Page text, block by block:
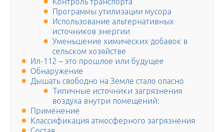
Программы утилизации мусора
Использование альтернативных
источников энергии
Уменьшение химических добавок в
сельском хозяйстве
Ил-112 – это прошлое или будущее
Обнаружение
Дышать свободно на Земле стало опасно
Типичные источники загрязнения
воздуха внутри помещений:
Применение
Классификация атмосферного загрязнения